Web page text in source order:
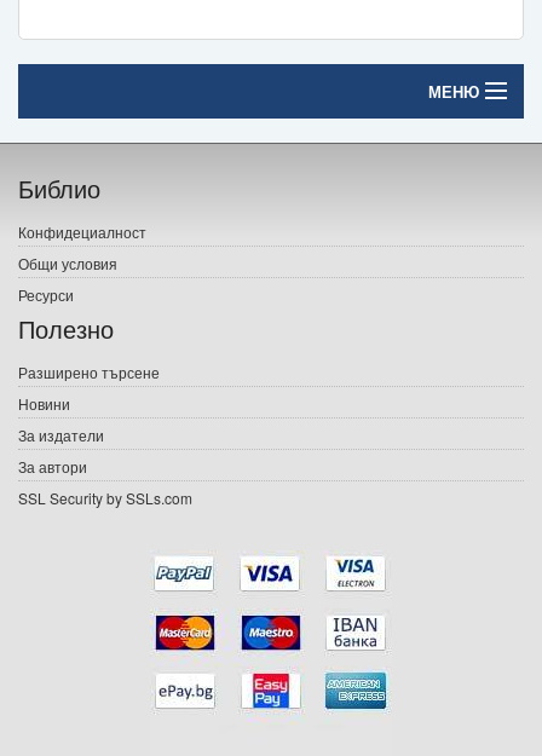
МЕНЮ
Начало
Печатни книги
Електронни книги
Е-списания
Подаръци
Ваучери
Библио
Конфидециалност
Общи условия
Ресурси
Полезно
Разширено търсене
Новини
За издатели
За автори
SSL Security by SSLs.com